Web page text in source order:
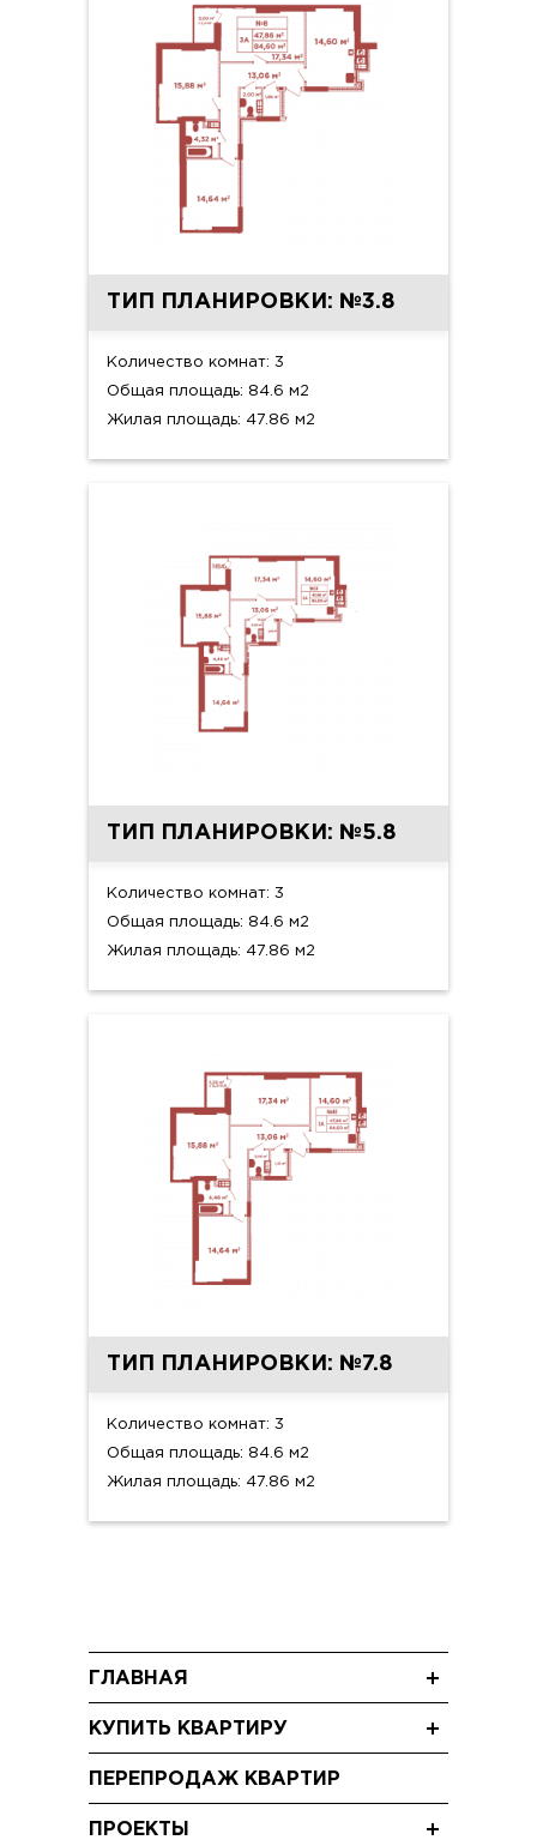
ТИП ПЛАНИРОВКИ: №3.8
Количество комнат: 3
Общая площадь: 84.6 м2
Жилая площадь: 47.86 м2
ТИП ПЛАНИРОВКИ: №5.8
Количество комнат: 3
Общая площадь: 84.6 м2
Жилая площадь: 47.86 м2
ТИП ПЛАНИРОВКИ: №7.8
Количество комнат: 3
Общая площадь: 84.6 м2
Жилая площадь: 47.86 м2
ГЛАВНАЯ
Акции
Видео
КУПИТЬ КВАРТИРУ
Однокомнатные квартиры
ПЕРЕПРОДАЖ КВАРТИР
ПРОЕКТЫ